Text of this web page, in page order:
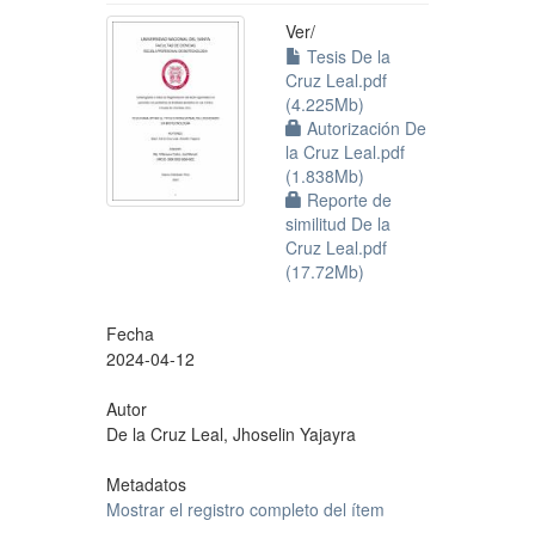
Ver/
Tesis De la
Cruz Leal.pdf
(4.225Mb)
Autorización De
la Cruz Leal.pdf
(1.838Mb)
Reporte de
similitud De la
Cruz Leal.pdf
(17.72Mb)
Fecha
2024-04-12
Autor
De la Cruz Leal, Jhoselin Yajayra
Metadatos
Mostrar el registro completo del ítem